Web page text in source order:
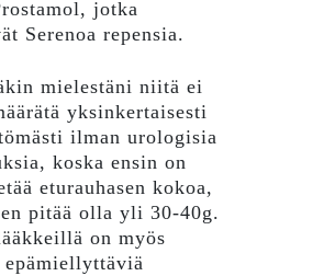
jotka
Serenoa repensia.
mielestäni niitä ei
yksinkertaisesti
ilman urologisia
koska ensin on
eturauhasen kokoa,
pitää olla yli 30-40g.
on myös